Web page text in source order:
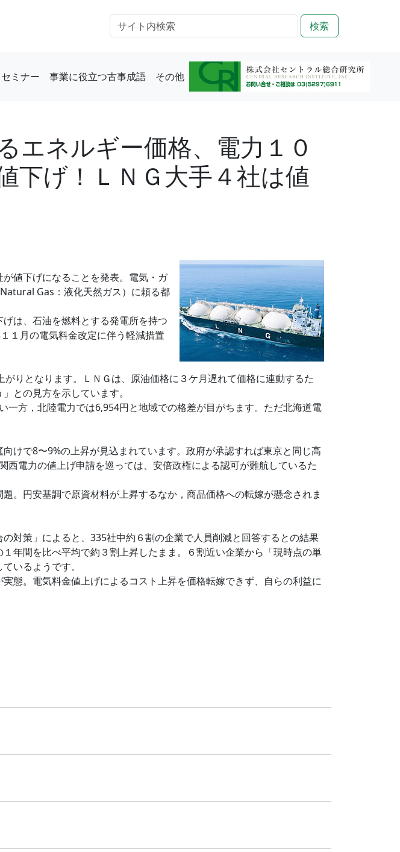
検索
セミナー 事業に役立つ古事成語 その他
エネルギー価格、電力１０
下げ！ＬＮＧ大手４社は値
値下げになることを発表。電気・ガ
Gas：液化天然ガス）に頼る都
は、石油を燃料とする発電所を持つ
１月の電気料金改定に伴う軽減措置
りとなります。ＬＮＧは、原油価格に３ケ月遅れて価格に連動するた
との見方を示しています。
方，北陸電力では6,954円と地域での格差が目がちます。ただ北海道電
けで8〜9%の上昇が見込まれています。政府が承認すれば東京と同じ高
電力の値上げ申請を巡っては、安倍政権による認可が難航しているた
。円安基調で原資材料が上昇するなか，商品価格への転嫁が懸念されま
対策」によると、335社中約６割の企業で人員削減と回答するとの結果
年間を比べ平均で約３割上昇したまま。６割近い企業から「現時点の単
いるようです。
態。電気料金値上げによるコスト上昇を価格転嫁できず、自らの利益に